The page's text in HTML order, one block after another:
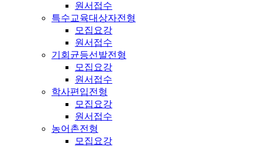
원서접수
특수교육대상자전형
모집요강
원서접수
기회균등선발전형
모집요강
원서접수
학사편입전형
모집요강
원서접수
농어촌전형
모집요강